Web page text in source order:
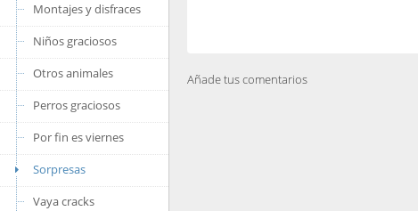
Montajes y disfraces
Niños graciosos
Otros animales
Perros graciosos
Por fin es viernes
Sorpresas
Vaya cracks
Añade tus comentarios